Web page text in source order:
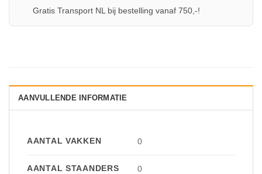
Gratis Transport NL bij bestelling vanaf 750,-!
AANVULLENDE INFORMATIE
AANTAL VAKKEN 0
AANTAL STAANDERS 0